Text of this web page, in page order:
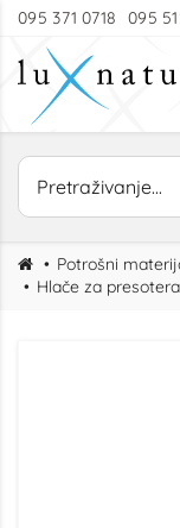
095 371 0718 095
Potrošni
Hlače za